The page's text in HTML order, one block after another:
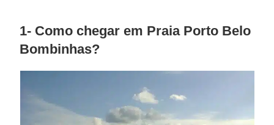
1- Como chegar em Praia Porto Belo
Bombinhas?